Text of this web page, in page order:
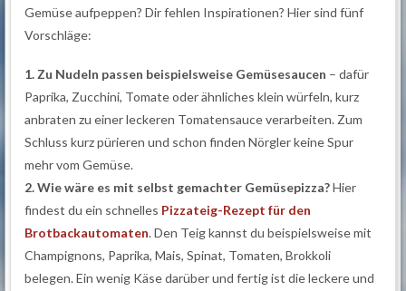
Gemüse aufpeppen? Dir fehlen Inspirationen? Hier sind fünf
Vorschläge:
1. Zu Nudeln passen beispielsweise Gemüsesaucen – dafür
Paprika, Zucchini, Tomate oder ähnliches klein würfeln, kurz
anbraten zu einer leckeren Tomatensauce verarbeiten. Zum
Schluss kurz pürieren und schon finden Nörgler keine Spur
mehr vom Gemüse.
2. Wie wäre es mit selbst gemachter Gemüsepizza?Hier
findest du ein schnelles Pizzateig-Rezept für den
Brotbackautomaten. Den Teig kannst du beispielsweise mit
Champignons, Paprika, Mais, Spinat, Tomaten, Brokkoli
belegen. Ein wenig Käse darüber und fertig ist die leckere und